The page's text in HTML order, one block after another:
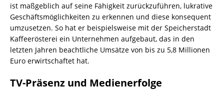
ist maßgeblich auf seine Fähigkeit zurückzuführen, lukrative
Geschäftsmöglichkeiten zu erkennen und diese konsequent
umzusetzen. So hat er beispielsweise mit der Speicherstadt
Kaffeerösterei ein Unternehmen aufgebaut, das in den
letzten Jahren beachtliche Umsätze von bis zu 5,8 Millionen
Euro erwirtschaftet hat.
TV-Präsenz und Medienerfolge